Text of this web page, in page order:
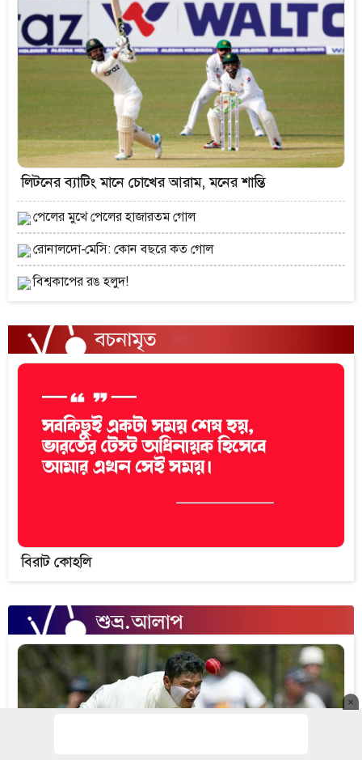
লিটনের ব্যাটিং মানে চোখের আরাম, মনের শান্তি
পেলের মুখে পেলের হাজারতম গোল
রোনালদো-মেসি: কোন বছরে কত গোল
বিশ্বকাপের রঙ হলুদ!
বিরাট কোহলি
×